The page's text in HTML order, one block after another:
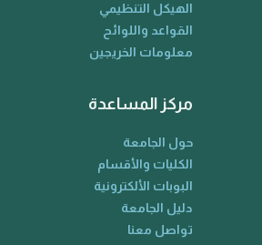
الهيكل التنظيمي
القواعد واللوائح
معلومات الخريجين
مركز المساعدة
حول الجامعة
الكليات والأقسام
البوبات الألكترونية
دليل الجامعة
تواصل معنا